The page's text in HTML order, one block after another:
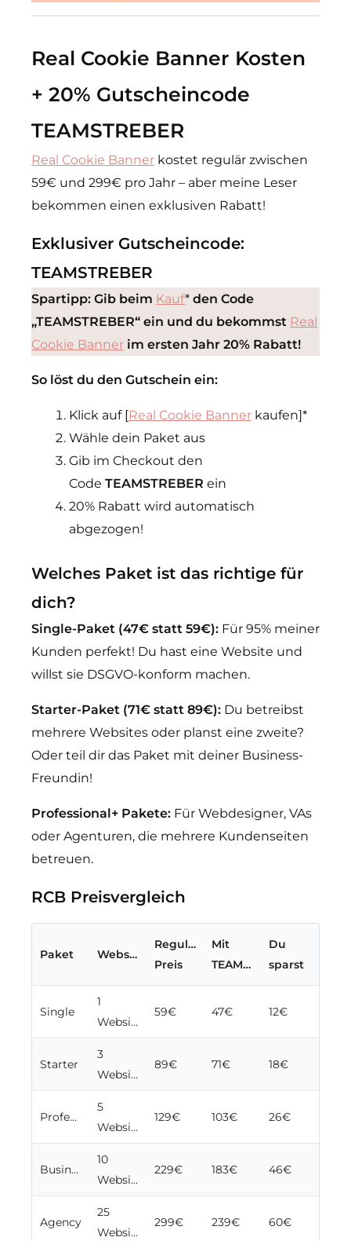
Real Cookie Banner Kosten
+ 20% Gutscheincode
TEAMSTREBER
Real Cookie Banner kostet regulär zwischen
59€ und 299€ pro Jahr – aber meine Leser
bekommen einen exklusiven Rabatt!
Exklusiver Gutscheincode:
TEAMSTREBER
Spartipp: Gib beim Kauf* den Code
„TEAMSTREBER“ ein und du bekommst Real
Cookie Banner im ersten Jahr 20% Rabatt!
So löst du den Gutschein ein:
Klick auf [Real Cookie Banner kaufen]*
Wähle dein Paket aus
Gib im Checkout den
Code TEAMSTREBER ein
20% Rabatt wird automatisch
abgezogen!
Welches Paket ist das richtige für
dich?
Single-Paket (47€ statt 59€): Für 95% meiner
Kunden perfekt! Du hast eine Website und
willst sie DSGVO-konform machen.
Starter-Paket (71€ statt 89€): Du betreibst
mehrere Websites oder planst eine zweite?
Oder teil dir das Paket mit deiner Business-
Freundin!
Professional+ Pakete: Für Webdesigner, VAs
oder Agenturen, die mehrere Kundenseiten
betreuen.
RCB Preisvergleich
Paket Websites
Regulärer
Preis
Mit
TEAMSTREBER
Du
sparst
Single
1
Website
59€ 47€ 12€
Starter
3
Websites
89€ 71€ 18€
Professional
5
Websites
129€ 103€ 26€
Business
10
Websites
229€ 183€ 46€
Agency
25
Websites
299€ 239€ 60€